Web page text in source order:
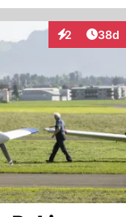
2
Interaktionen
38d